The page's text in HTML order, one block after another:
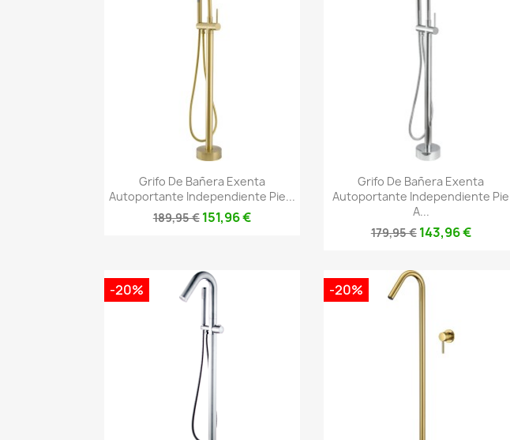
Vista rápida
Grifo De Bañera Exenta
Autoportante Independiente Pie...
189,95 € 151,96 €
Vista rápida
Grifo De Bañera Exenta
Autoportante Independiente Pie
A...
179,95 € 143,96 €
-20% -20%